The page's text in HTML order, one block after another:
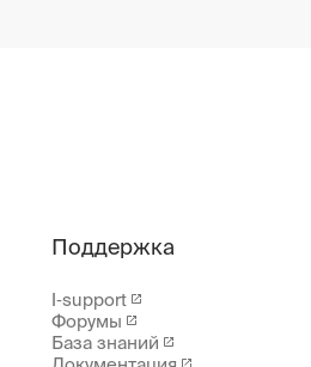
Поддержка
I‑support
Форумы
База знаний